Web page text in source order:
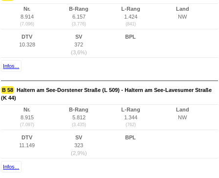
Nr.
8.914
(7.096)
B-Rang
6.157
(3.776)
L-Rang
1.424
(841)
Land
NW
DTV
10.328
SV
372
(3,6%)
BPL
Infos...
B 58 Haltern am See-Dorstener Straße (L 509) - Haltern am See-Lavesumer Straße
(K 44)
Nr.
8.915
(7.097)
B-Rang
5.812
(3.435)
L-Rang
1.344
(762)
Land
NW
DTV
11.149
SV
323
(2,9%)
BPL
Infos...